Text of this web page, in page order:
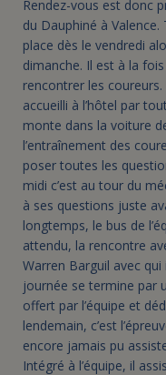
Rendez-vous est donc
du Dauphiné à
place dès le vendredi
dimanche. Il est à la
rencontrer les
accueilli à l’hôtel par
monte dans la voiture
l’entraînement des
poser toutes les
midi c’est au tour du
à ses questions juste
longtemps, le bus de
attendu, la rencontre
Warren Barguil avec
journée se termine par
offert par l’équipe et
lendemain, c’est
encore jamais pu
Intégré à l’équipe, il